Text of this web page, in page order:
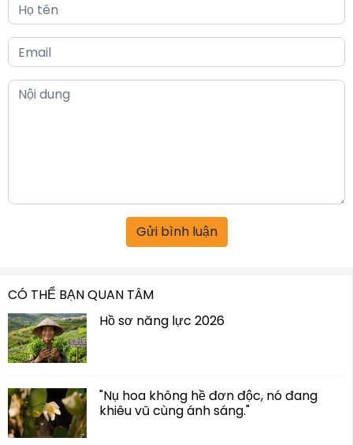
CÓ THỂ BẠN QUAN TÂM
Hồ sơ năng lực 2026
"Nụ hoa không hề đơn độc, nó đang
khiêu vũ cùng ánh sáng."
Gửi bình luận